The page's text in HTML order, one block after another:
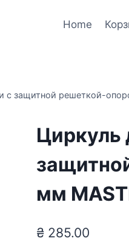
Home
с защитной решеткой-
Циркуль
мм
₴285.00